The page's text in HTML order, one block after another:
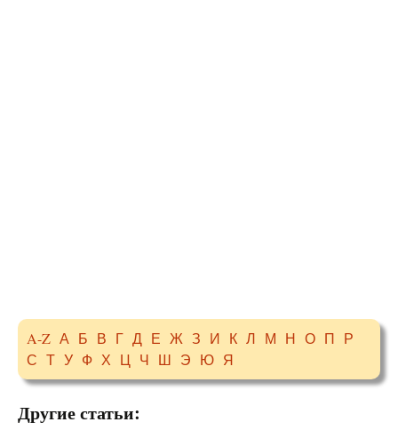
A-Z А Б В Г Д Е Ж З И К Л М Н О П Р
С Т У Ф Х Ц Ч Ш Э Ю Я
Другие статьи: